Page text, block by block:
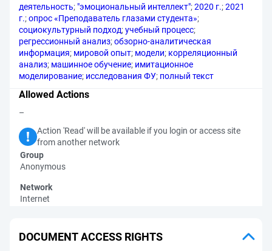
деятельность; "эмоциональный интеллект";2020 г.;2021
г.;опрос «Преподаватель глазами студента»;
социокультурный подход;учебный процесс;
регрессионный анализ;обзорно-аналитическая
информация; мировой опыт; модели; корреляционный
анализ; машинное обучение; имитационное
моделирование; исследования ФУ; полный текст
Allowed Actions
–
Action 'Read' will be available if you login or access site
from another network
Group
Anonymous
Network
Internet
DOCUMENT ACCESS RIGHTS